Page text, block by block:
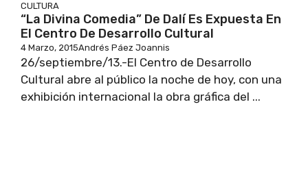
CULTURA
“La Divina Comedia” De Dalí Es Expuesta En
El Centro De Desarrollo Cultural
4 Marzo, 2015Andrés Páez Joannis
26/septiembre/13.-El Centro de Desarrollo
Cultural abre al público la noche de hoy, con una
exhibición internacional la obra gráfica del ...